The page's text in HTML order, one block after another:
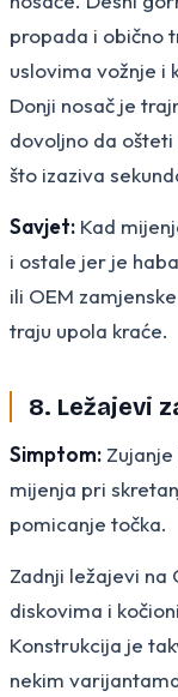
propada i obično
uslovima vožnje i
Donji nosač je
dovoljno da
što izaziva
Savjet: Kad
i ostale jer je
ili OEM
traju upola kraće.
8. Ležajevi
Simptom:
mijenja pri
pomicanje točka.
Zadnji ležajevi na
diskovima i
Konstrukcija je
nekim